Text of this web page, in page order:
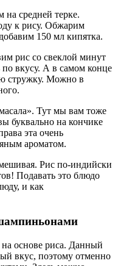
средней терке.
к рису. Обжарим
150 мл кипятка.
рис со свеклой минут
вкусу. А в самом конце
стружку. Можно в
Тут мы вам тоже
буквально на кончике
эта очень
ароматом.
Рис по-индийски
Подавать это блюдо
и как
основе риса. Данный
вкус, поэтому отменно